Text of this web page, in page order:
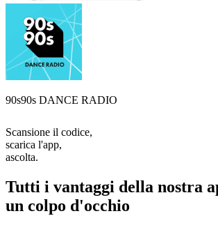
90s90s DANCE RADIO
Scansione il codice,
scarica l'app,
ascolta.
Tutti i vantaggi della nostra
un colpo d'occhio